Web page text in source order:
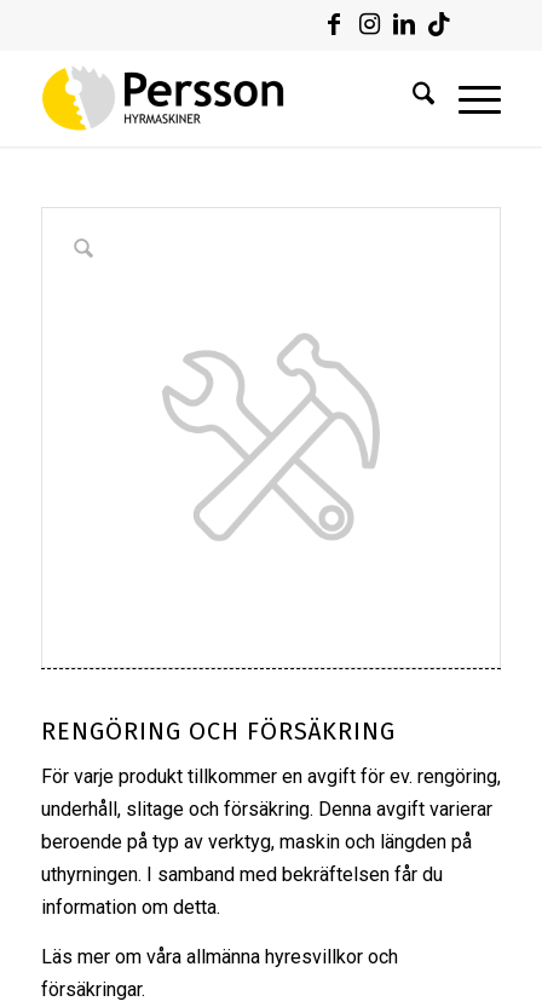
RENGÖRING OCH FÖRSÄKRING
För varje produkt tillkommer en avgift för ev. rengöring,
underhåll, slitage och försäkring. Denna avgift varierar
beroende på typ av verktyg, maskin och längden på
uthyrningen. I samband med bekräftelsen får du
information om detta.
Läs mer om våra allmänna hyresvillkoroch
försäkringar.